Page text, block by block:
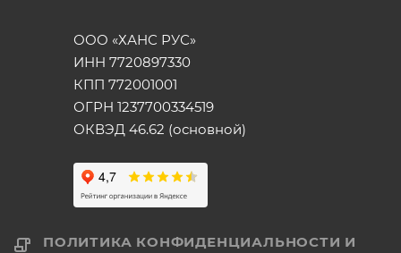
ООО «ХАНС РУС»
ИНН 7720897330
КПП 772001001
ОГРН 1237700334519
ОКВЭД 46.62 (основной)
ПОЛИТИКА КОНФИДЕНЦИАЛЬНОСТИ И